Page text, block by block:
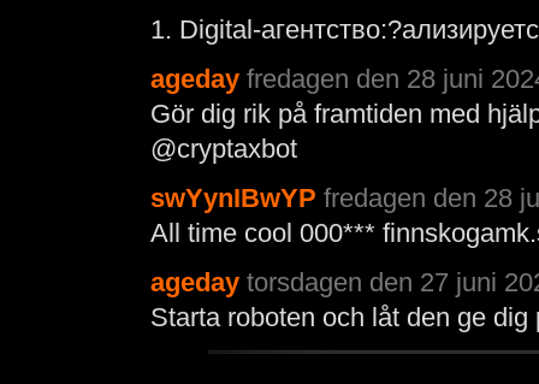
1. Digital-
ageday fredagen den 28 juni
Gör dig rik på framtiden med
@cryptaxbot
swYynIBwYP fredagen den 28
All time cool 000***
ageday torsdagen den 27 juni
Starta roboten och låt den ge